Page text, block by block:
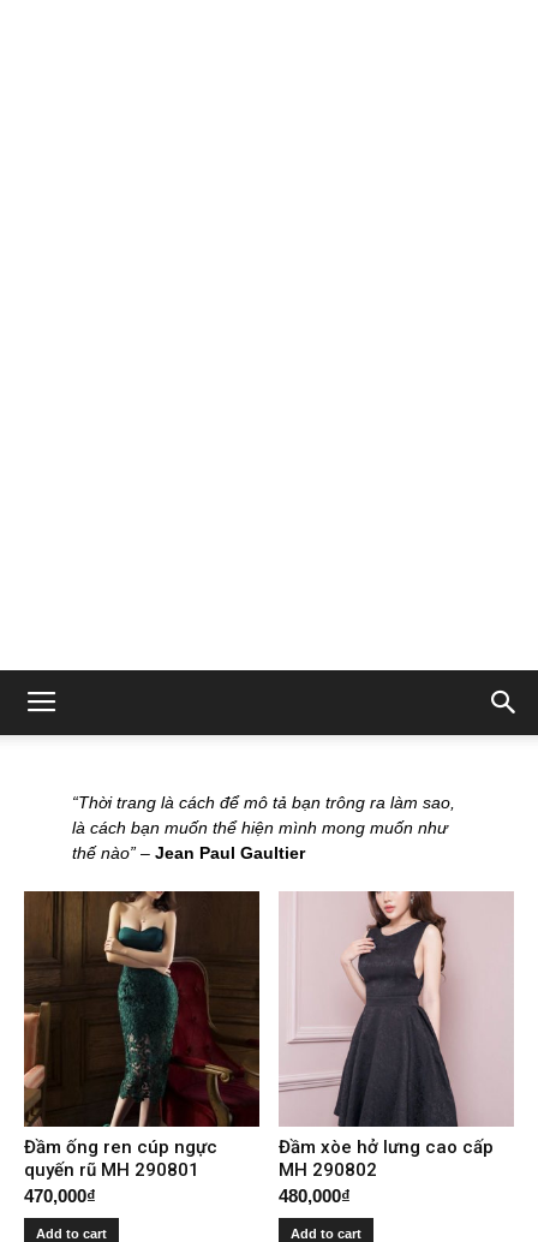
“Thời trang là cách để mô tả bạn trông ra làm sao,
là cách bạn muốn thể hiện mình mong muốn như
thế nào” – Jean Paul Gaultier
Đầm ống ren cúp ngực
quyến rũ MH 290801
470,000₫
Add to cart
Đầm xòe hở lưng cao cấp
MH 290802
480,000₫
Add to cart